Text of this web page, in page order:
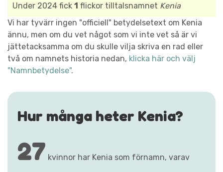
Under 2024 fick 1 flickor tilltalsnamnet Kenia
Vi har tyvärr ingen "officiell" betydelsetext om Kenia
ännu, men om du vet något som vi inte vet så är vi
jättetacksamma om du skulle vilja skriva en rad eller
två om namnets historia nedan, klicka här och välj
"Namnbetydelse".
Hur många heter Kenia?
27 kvinnor har Kenia som förnamn, varav